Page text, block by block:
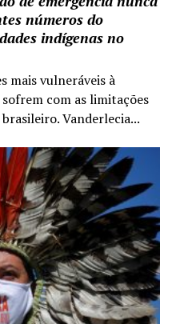
números do
indígenas no
mais vulneráveis à
sofrem com as limitações
Vanderlecia...